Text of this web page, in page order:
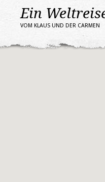
Ein
VOM KLAUS UND DER CARMEN